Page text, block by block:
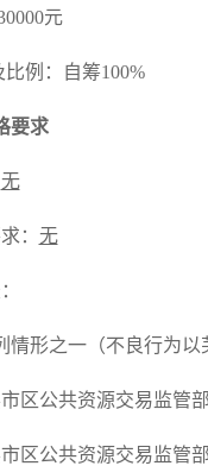
元
比例 ： 自筹100%
要求
无
： 无
情形之一（不良行为以
区公共资源交易监管
区公共资源交易监管